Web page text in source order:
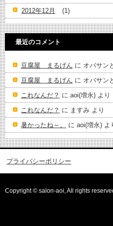
2012年12月
(1)
最近のコメント
豆腐屋 まるげん に オバサン
豆腐屋 まるげん に オバサン
これなんだ？ に aoi(増永) より
これなんだ？ に ますみ より
暑かったね～。
に aoi(増永) よ
プライバシーポリシー
Copyright © salon-aoi, All rights